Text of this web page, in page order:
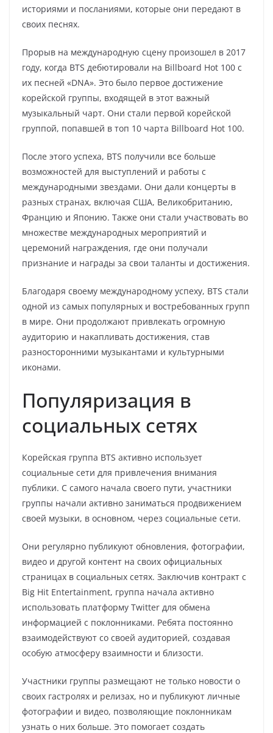
историями и посланиями, которые они передают в
своих песнях.
Прорыв на международную сцену произошел в 2017
году, когда BTS дебютировали на Billboard Hot 100 с
их песней «DNA». Это было первое достижение
корейской группы, входящей в этот важный
музыкальный чарт. Они стали первой корейской
группой, попавшей в топ 10 чарта Billboard Hot 100.
После этого успеха, BTS получили все больше
возможностей для выступлений и работы с
международными звездами. Они дали концерты в
разных странах, включая США, Великобританию,
Францию и Японию. Также они стали участвовать во
множестве международных мероприятий и
церемоний награждения, где они получали
признание и награды за свои таланты и достижения.
Благодаря своему международному успеху, BTS стали
одной из самых популярных и востребованных групп
в мире. Они продолжают привлекать огромную
аудиторию и накапливать достижения, став
разносторонними музыкантами и культурными
иконами.
Популяризация в
социальных сетях
Корейская группа BTS активно использует
социальные сети для привлечения внимания
публики. С самого начала своего пути, участники
группы начали активно заниматься продвижением
своей музыки, в основном, через социальные сети.
Они регулярно публикуют обновления, фотографии,
видео и другой контент на своих официальных
страницах в социальных сетях. Заключив контракт с
Big Hit Entertainment, группа начала активно
использовать платформу Twitter для обмена
информацией с поклонниками. Ребята постоянно
взаимодействуют со своей аудиторией, создавая
особую атмосферу взаимности и близости.
Участники группы размещают не только новости о
своих гастролях и релизах, но и публикуют личные
фотографии и видео, позволяющие поклонникам
узнать о них больше. Это помогает создать